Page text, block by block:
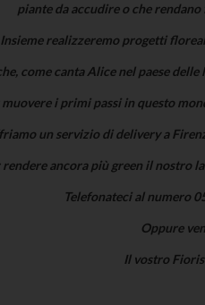
piante da accudire o che
Insieme realizzeremo progetti
come canta Alice nel paese
i primi passi in questo
un servizio di delivery a
rendere ancora più green il nostro
Telefonateci al numero
Oppure
Il vostro